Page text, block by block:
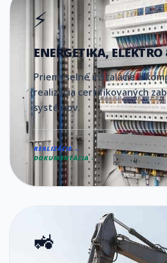
⚡
ENERGETIKA, ELEKTRO
Priemyselné inštalácie a
realizácia certifikovaných
systémov.
REALIZÁCIE →
DOKUMENTÁCIA ↓
🚜